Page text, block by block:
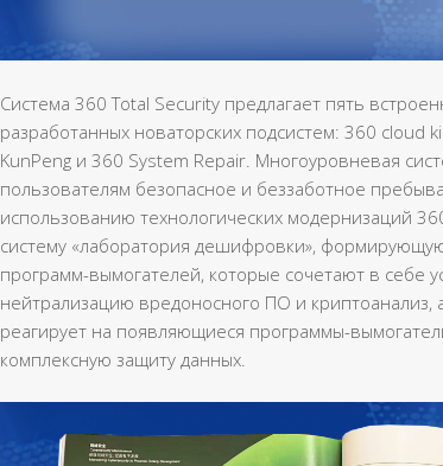
Система 360 Total Security предлагает пять
разработанных новаторских подсистем: 360 cloud
KunPeng и 360 System Repair. Многоуровневая
пользователям безопасное и беззаботное
использованию технологических модернизаций
систему «лаборатория дешифровки»,
программ-вымогателей, которые сочетают в себе
нейтрализацию вредоносного ПО и
реагирует на появляющиеся программы-
комплексную защиту данных.